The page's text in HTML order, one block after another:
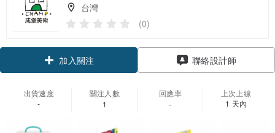
台灣
(0)
加入關注 聯絡設計師
出貨速度
-
關注人數
1
回應率
-
上次上線
1 天內